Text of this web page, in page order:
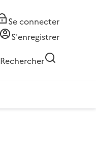
Se connecter
S'enregistrer
Rechercher